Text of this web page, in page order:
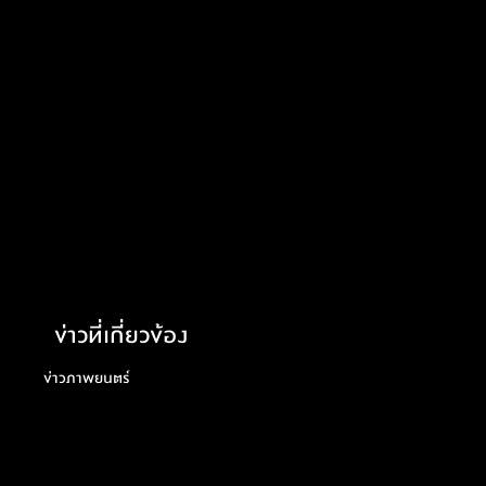
ข่าวที่เกี่ยวข้อง
ข่าวภาพยนตร์